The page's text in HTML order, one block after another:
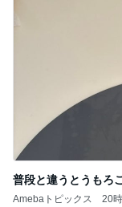
普段と違うとうもろ
Amebaトピックス 20